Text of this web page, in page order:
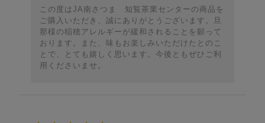
この度はJA南さつま 知覧茶業センターの商品を
ご購入いただき、誠にありがとうございます。旦
那様の稲穂アレルギーが緩和されることを願って
おります。また、味もお楽しみいただけたとのこ
とで、とても嬉しく思います。今後ともぜひご利
用くださいませ。